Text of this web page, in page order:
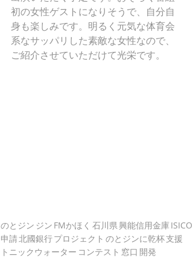
初の女性ゲストになりそうで、自分自
身も楽しみです。明るく元気な体育会
系なサッパリした素敵な女性なので、
ご紹介させていただけて光栄です。
のとジン ジン FMかほく 石川県興能信用金庫ISICO
申請北國銀行プロジェクト のとジンに乾杯支援
トニックウォーター コンテスト 窓口 開発